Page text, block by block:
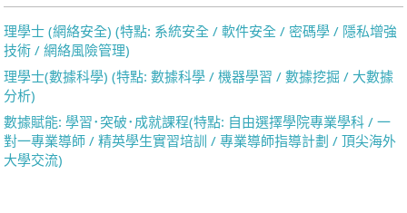
理學士 (網絡安全) (特點: 系統安全 / 軟件安全 / 密碼學 / 隱私增強
技術 / 網絡風險管理)
理學士(數據科學) (特點: 數據科學 / 機器學習 / 數據挖掘 / 大數據
分析)
數據賦能: 學習･突破･成就課程(特點: 自由選擇學院專業學科 / 一
對一專業導師 / 精英學生實習培訓 / 專業導師指導計劃 / 頂尖海外
大學交流)